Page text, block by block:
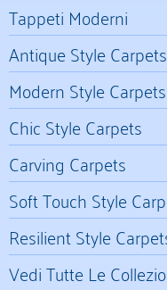
Tappeti Moderni
Antique Style Carpets
Modern Style Carpets
Chic Style Carpets
Carving Carpets
Soft Touch Style
Resilient Style
Vedi Tutte Le